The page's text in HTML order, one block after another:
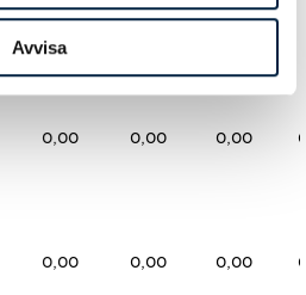
Avvisa
0,00 0,00 0,00
0,00 0,00 0,00